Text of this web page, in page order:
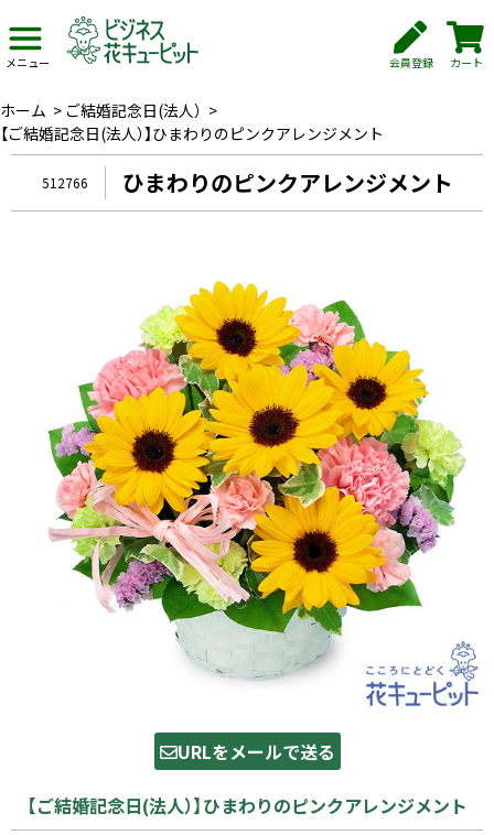
メニュー 会員登録 カート
ホーム > ご結婚記念日(法人） >
【ご結婚記念日(法人）】ひまわりのピンクアレンジメント
512766 ひまわりのピンクアレンジメント
URLをメールで送る
【ご結婚記念日(法人）】ひまわりのピンクアレンジメント